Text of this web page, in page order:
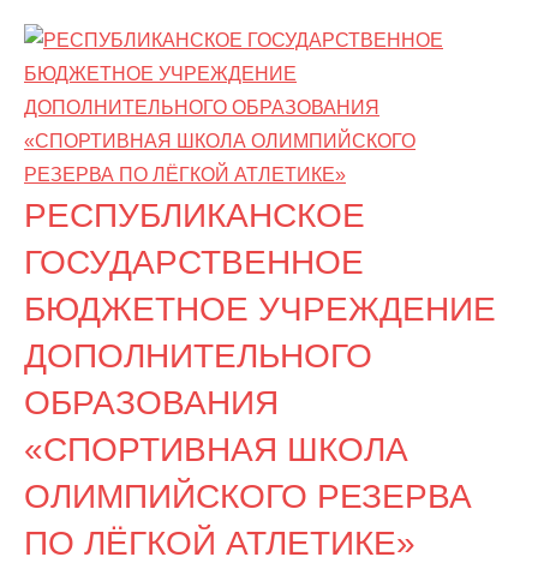
содержимому
РЕСПУБЛИКАНСКОЕ
ГОСУДАРСТВЕННОЕ
БЮДЖЕТНОЕ УЧРЕЖДЕНИЕ
ДОПОЛНИТЕЛЬНОГО
ОБРАЗОВАНИЯ
«СПОРТИВНАЯ ШКОЛА
ОЛИМПИЙСКОГО РЕЗЕРВА
ПО ЛЁГКОЙ АТЛЕТИКЕ»